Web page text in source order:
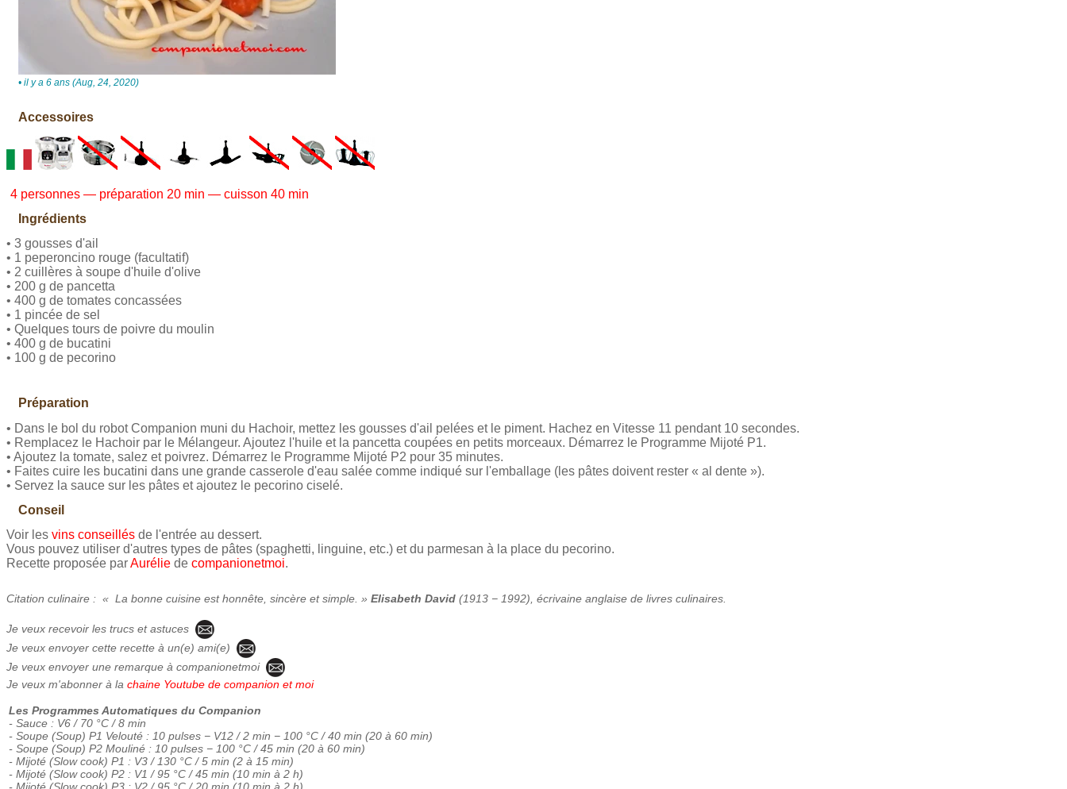
• il y a 6 ans (Aug, 24, 2020)
Accessoires
4 personnes — préparation 20 min — cuisson 40 min
Ingrédients
• 3 gousses d'ail
• 1 peperoncino rouge (facultatif)
• 2 cuillères à soupe d'huile d'olive
• 200 g de pancetta
• 400 g de tomates concassées
• 1 pincée de sel
• Quelques tours de poivre du moulin
• 400 g de bucatini
• 100 g de pecorino
Préparation
• Dans le bol du robot Companion muni du Hachoir, mettez les gousses d'ail pelées et le piment. Hachez en Vitesse 11 pendant 10 secondes.
• Remplacez le Hachoir par le Mélangeur. Ajoutez l'huile et la pancetta coupées en petits morceaux. Démarrez le Programme Mijoté P1.
• Ajoutez la tomate, salez et poivrez. Démarrez le Programme Mijoté P2 pour 35 minutes.
• Faites cuire les bucatini dans une grande casserole d'eau salée comme indiqué sur l'emballage (les pâtes doivent rester « al dente »).
• Servez la sauce sur les pâtes et ajoutez le pecorino ciselé.
Conseil
Voir les vins conseillés de l'entrée au dessert.
Vous pouvez utiliser d'autres types de pâtes (spaghetti, linguine, etc.) et du parmesan à la place du pecorino.
Recette proposée parAurélie de companionetmoi.
Citation culinaire : « La bonne cuisine est honnête, sincère et simple. » Elisabeth David (1913 − 1992), écrivaine anglaise de livres culinaires.
Je veux recevoir les trucs et astuces
Je veux envoyer cette recette à un(e) ami(e)
Je veux envoyer une remarque à companionetmoi
Je veux m'abonner à la chaine Youtube de companion et moi
Les Programmes Automatiques du Companion
- Sauce : V6 / 70 °C / 8 min
- Soupe (Soup) P1 Velouté : 10 pulses − V12 / 2 min − 100 °C / 40 min (20 à 60 min)
- Soupe (Soup) P2 Mouliné : 10 pulses − 100 °C / 45 min (20 à 60 min)
- Mijoté (Slow cook) P1 : V3 / 130 °C / 5 min (2 à 15 min)
- Mijoté (Slow cook) P2 : V1 / 95 °C / 45 min (10 min à 2 h)